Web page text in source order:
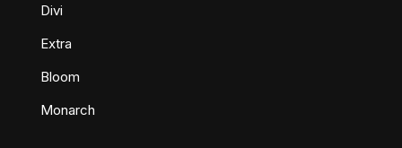
Divi
Extra
Bloom
Monarch